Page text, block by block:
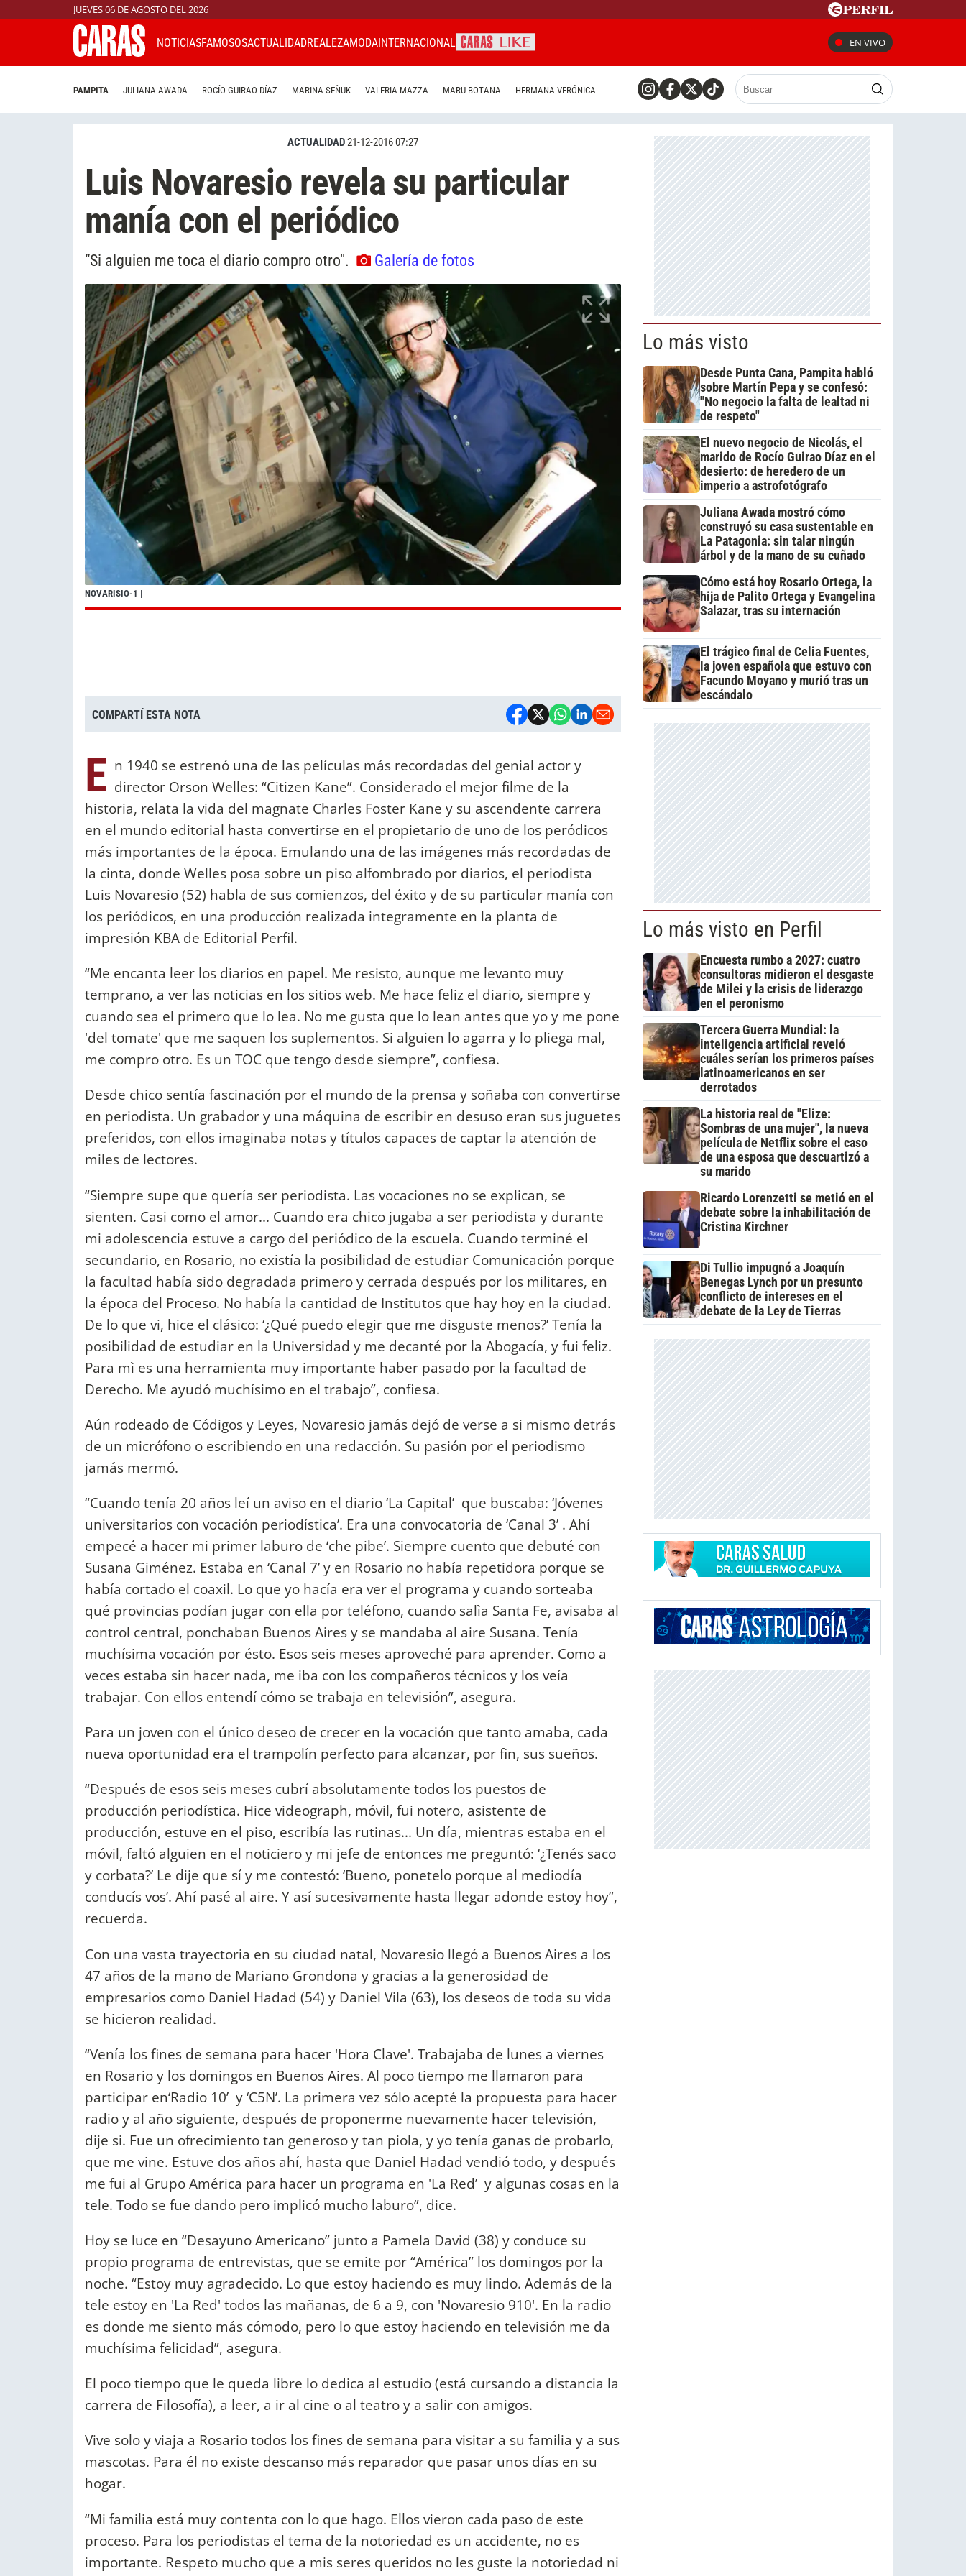
JUEVES 06 DE AGOSTO DEL 2026
NOTICIASFAMOSOSACTUALIDADREALEZAMODAINTERNACIONAL EN VIVO
PAMPITA JULIANA AWADA ROCÍO GUIRAO DÍAZ MARINA SEÑUK VALERIA MAZZA MARU BOTANA HERMANA VERÓNICA
ACTUALIDAD21-12-2016 07:27
Luis Novaresio revela su particular
manía con el periódico
“Si alguien me toca el diario compro otro". Galería de fotos
NOVARISIO-1 |
COMPARTÍ ESTA NOTA
E n 1940 se estrenó una de las películas más recordadas del genial actor y
director Orson Welles: “Citizen Kane”. Considerado el mejor filme de la
historia, relata la vida del magnate Charles Foster Kane y su ascendente carrera
en el mundo editorial hasta convertirse en el propietario de uno de los peródicos
más importantes de la época. Emulando una de las imágenes más recordadas de
la cinta, donde Welles posa sobre un piso alfombrado por diarios, el periodista
Luis Novaresio (52) habla de sus comienzos, del éxito y de su particular manía con
los periódicos, en una producción realizada integramente en la planta de
impresión KBA de Editorial Perfil.
“Me encanta leer los diarios en papel. Me resisto, aunque me levanto muy
temprano, a ver las noticias en los sitios web. Me hace feliz el diario, siempre y
cuando sea el primero que lo lea. No me gusta que lo lean antes que yo y me pone
'del tomate' que me saquen los suplementos. Si alguien lo agarra y lo pliega mal,
me compro otro. Es un TOC que tengo desde siempre”, confiesa.
Desde chico sentía fascinación por el mundo de la prensa y soñaba con convertirse
en periodista. Un grabador y una máquina de escribir en desuso eran sus juguetes
preferidos, con ellos imaginaba notas y títulos capaces de captar la atención de
miles de lectores.
“Siempre supe que quería ser periodista. Las vocaciones no se explican, se
sienten. Casi como el amor... Cuando era chico jugaba a ser periodista y durante
mi adolescencia estuve a cargo del periódico de la escuela. Cuando terminé el
secundario, en Rosario, no existía la posibilidad de estudiar Comunicación porque
la facultad había sido degradada primero y cerrada después por los militares, en
la época del Proceso. No había la cantidad de Institutos que hay hoy en la ciudad.
De lo que vi, hice el clásico: ‘¿Qué puedo elegir que me disguste menos?’ Tenía la
posibilidad de estudiar en la Universidad y me decanté por la Abogacía, y fui feliz.
Para mì es una herramienta muy importante haber pasado por la facultad de
Derecho. Me ayudó muchísimo en el trabajo”, confiesa.
Aún rodeado de Códigos y Leyes, Novaresio jamás dejó de verse a si mismo detrás
de un micrófono o escribiendo en una redacción. Su pasión por el periodismo
jamás mermó.
“Cuando tenía 20 años leí un aviso en el diario ‘La Capital’ que buscaba: ‘Jóvenes
universitarios con vocación periodística’. Era una convocatoria de ‘Canal 3’ . Ahí
empecé a hacer mi primer laburo de ‘che pibe’. Siempre cuento que debuté con
Susana Giménez. Estaba en ‘Canal 7’ y en Rosario no había repetidora porque se
había cortado el coaxil. Lo que yo hacía era ver el programa y cuando sorteaba
qué provincias podían jugar con ella por teléfono, cuando salìa Santa Fe, avisaba al
control central, ponchaban Buenos Aires y se mandaba al aire Susana. Tenía
muchísima vocación por ésto. Esos seis meses aproveché para aprender. Como a
veces estaba sin hacer nada, me iba con los compañeros técnicos y los veía
trabajar. Con ellos entendí cómo se trabaja en televisión”, asegura.
Para un joven con el único deseo de crecer en la vocación que tanto amaba, cada
nueva oportunidad era el trampolín perfecto para alcanzar, por fin, sus sueños.
“Después de esos seis meses cubrí absolutamente todos los puestos de
producción periodística. Hice videograph, móvil, fui notero, asistente de
producción, estuve en el piso, escribía las rutinas... Un día, mientras estaba en el
móvil, faltó alguien en el noticiero y mi jefe de entonces me preguntó: ‘¿Tenés saco
y corbata?’ Le dije que sí y me contestó: ‘Bueno, ponetelo porque al mediodía
conducís vos’. Ahí pasé al aire. Y así sucesivamente hasta llegar adonde estoy hoy”,
recuerda.
Con una vasta trayectoria en su ciudad natal, Novaresio llegó a Buenos Aires a los
47 años de la mano de Mariano Grondona y gracias a la generosidad de
empresarios como Daniel Hadad (54) y Daniel Vila (63), los deseos de toda su vida
se hicieron realidad.
“Venía los fines de semana para hacer 'Hora Clave'. Trabajaba de lunes a viernes
en Rosario y los domingos en Buenos Aires. Al poco tiempo me llamaron para
participar en‘Radio 10’ y ‘C5N’. La primera vez sólo acepté la propuesta para hacer
radio y al año siguiente, después de proponerme nuevamente hacer televisión,
dije si. Fue un ofrecimiento tan generoso y tan piola, y yo tenía ganas de probarlo,
que me vine. Estuve dos años ahí, hasta que Daniel Hadad vendió todo, y después
me fui al Grupo América para hacer un programa en 'La Red’ y algunas cosas en la
tele. Todo se fue dando pero implicó mucho laburo”, dice.
Hoy se luce en “Desayuno Americano” junto a Pamela David (38) y conduce su
propio programa de entrevistas, que se emite por “América” los domingos por la
noche. “Estoy muy agradecido. Lo que estoy haciendo es muy lindo. Además de la
tele estoy en 'La Red' todos las mañanas, de 6 a 9, con 'Novaresio 910'. En la radio
es donde me siento más cómodo, pero lo que estoy haciendo en televisión me da
muchísima felicidad”, asegura.
El poco tiempo que le queda libre lo dedica al estudio (está cursando a distancia la
carrera de Filosofía), a leer, a ir al cine o al teatro y a salir con amigos.
Vive solo y viaja a Rosario todos los fines de semana para visitar a su familia y a sus
mascotas. Para él no existe descanso más reparador que pasar unos días en su
hogar.
“Mi familia está muy contenta con lo que hago. Ellos vieron cada paso de este
proceso. Para los periodistas el tema de la notoriedad es un accidente, no es
importante. Respeto mucho que a mis seres queridos no les guste la notoriedad ni
Lo más visto
Desde Punta Cana, Pampita habló
sobre Martín Pepa y se confesó:
"No negocio la falta de lealtad ni
de respeto"
El nuevo negocio de Nicolás, el
marido de Rocío Guirao Díaz en el
desierto: de heredero de un
imperio a astrofotógrafo
Juliana Awada mostró cómo
construyó su casa sustentable en
La Patagonia: sin talar ningún
árbol y de la mano de su cuñado
Cómo está hoy Rosario Ortega, la
hija de Palito Ortega y Evangelina
Salazar, tras su internación
El trágico final de Celia Fuentes,
la joven española que estuvo con
Facundo Moyano y murió tras un
escándalo
Lo más visto en Perfil
Encuesta rumbo a 2027: cuatro
consultoras midieron el desgaste
de Milei y la crisis de liderazgo
en el peronismo
Tercera Guerra Mundial: la
inteligencia artificial reveló
cuáles serían los primeros países
latinoamericanos en ser
derrotados
La historia real de "Elize:
Sombras de una mujer", la nueva
película de Netflix sobre el caso
de una esposa que descuartizó a
su marido
Ricardo Lorenzetti se metió en el
debate sobre la inhabilitación de
Cristina Kirchner
Di Tullio impugnó a Joaquín
Benegas Lynch por un presunto
conflicto de intereses en el
debate de la Ley de Tierras